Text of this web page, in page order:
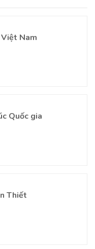
Nam
Quốc gia
Thiết